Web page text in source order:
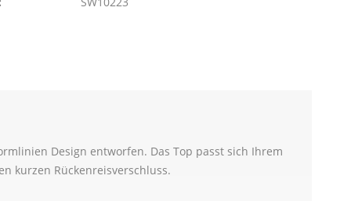
0,35mm
0,35mmDesign entworfen. Das Top passt sich Ihrem
kurzen Rückenreisverschluss.